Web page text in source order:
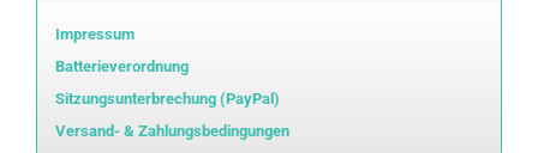
Impressum
Batterieverordnung
Sitzungsunterbrechung (PayPal)
Versand- & Zahlungsbedingungen